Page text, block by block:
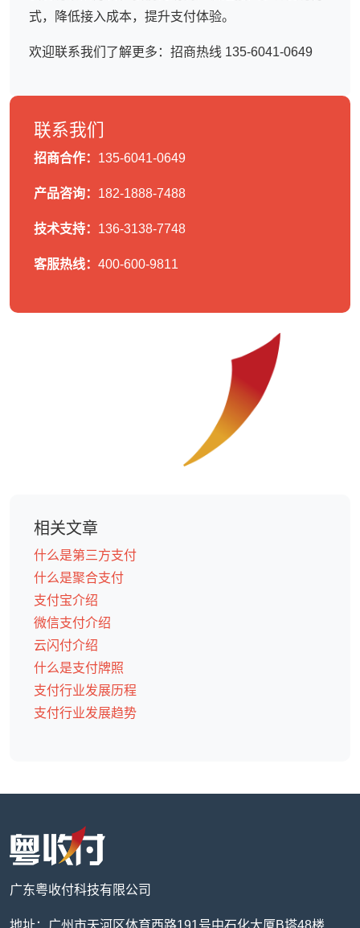
式，降低接入成本，提升支付体验。
欢迎联系我们了解更多：招商热线 135-6041-0649
联系我们
招商合作： 135-6041-0649
产品咨询： 182-1888-7488
技术支持： 136-3138-7748
客服热线： 400-600-9811
相关文章
什么是第三方支付
什么是聚合支付
支付宝介绍
微信支付介绍
云闪付介绍
什么是支付牌照
支付行业发展历程
支付行业发展趋势
广东粤收付科技有限公司